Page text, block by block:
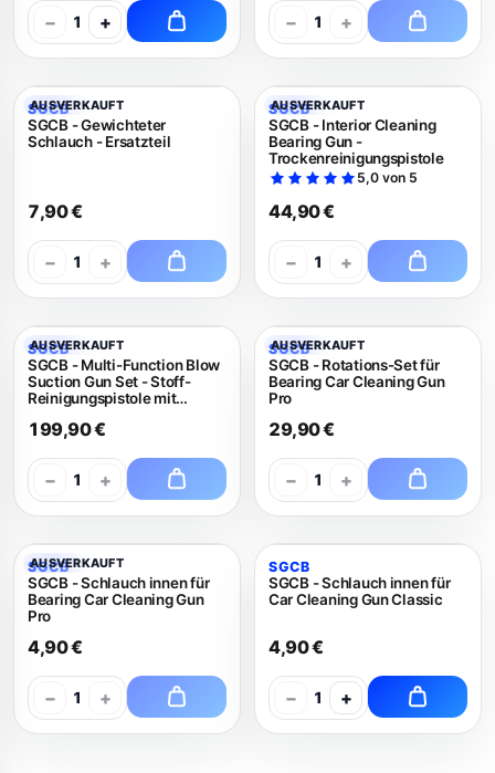
− 1 + − 1 +
AUSVERKAUFT
SGCB
SGCB - Gewichteter
Schlauch - Ersatzteil
7,90 €
− 1 +
AUSVERKAUFT
SGCB
SGCB - Interior Cleaning
Bearing Gun -
Trockenreinigungspistole
5,0 von 5
44,90 €
− 1 +
AUSVERKAUFT
SGCB
SGCB - Multi-Function Blow
Suction Gun Set - Stoff-
Reinigungspistole mit
199,90 €
− 1 +
AUSVERKAUFT
SGCB
SGCB - Rotations-Set für
Bearing Car Cleaning Gun
Pro
29,90 €
− 1 +
AUSVERKAUFT
SGCB
SGCB - Schlauch innen für
Bearing Car Cleaning Gun
Pro
4,90 €
− 1 +
SGCB
SGCB - Schlauch innen für
Car Cleaning Gun Classic
4,90 €
− 1 +